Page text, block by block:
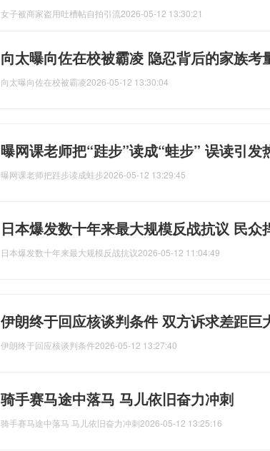
女子被商家盗用吐槽帖自拍引流2026-05-12 13:30:21
向太曝向佐在校被霸凌 隐忍背后的家族考
向太曝向佐在校被霸凌2026-05-12 13:30:04
曝网课老师把“跬步”读成“蛙步” 误读引发
曝网课老师把跬步读成蛙步2026-05-12 13:29:45
日本爆发数十年来最大规模反战抗议 民众
日本爆发数十年来最大规模反战抗议2026-05-12 11:04:49
伊朗终于回应核谈判条件 双方诉求差距巨
伊朗终于回应核谈判条件2026-05-12 13:27:40
骑手赛马途中落马 马儿依旧奋力冲刺
骑手赛马途中落马 马儿依旧奋力冲刺2026-05-12 13:25:16